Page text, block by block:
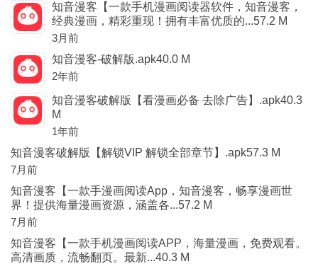
知音漫客【一款手机漫画阅读器软件，知音漫客，
经典漫画，精彩重现！拥有丰富优质的...57.2 M
3月前
知音漫客-破解版.apk40.0 M
2年前
知音漫客破解版【看漫画必备 去除广告】.apk40.3
M
1年前
知音漫客破解版【解锁VIP 解锁全部章节】.apk57.3 M
7月前
知音漫客【一款手漫画阅读App，知音漫客，畅享漫画世
界！提供海量漫画资源，涵盖各...57.2 M
7月前
知音漫客【一款手机漫画阅读APP，海量漫画，免费观看。
高清画质，流畅翻页。最新...40.3 M